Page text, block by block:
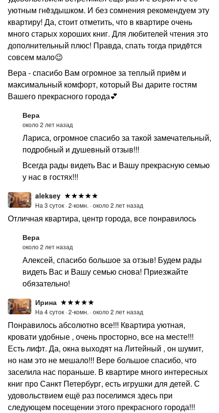
уютным гнëздышком. И без сомнения рекомендуем эту
квартиру! Да, стоит отметить, что в квартире очень
много старых хороших книг. Для любителей чтения это
дополнительный плюс! Правда, спать тогда придëтся
совсем мало😉
Вера - спасибо Вам огромное за теплый приëм и
максимальный комфорт, который Вы дарите гостям
Вашего прекрасного города💕
Вера
около 2 лет назад
Лариса, огромное спасибо за такой замечательный,
подробный и душевный отзыв!!!
Всегда рады видеть Вас и Вашу прекрасную семью
у нас в гостях!!!
aleksey
На 3 суток ·2-комн. ·около 2 лет назад
Отличная квартира, центр города, все понравилось
Вера
около 2 лет назад
Алексей, спасибо большое за отзыв! Будем рады
видеть Вас и Вашу семью снова! Приезжайте
обязательно!
Ирина
На 4 суток ·2-комн. ·около 2 лет назад
Понравилось абсолютно все!!! Квартира уютная,
кровати удобные , очень просторно, все на месте!!!
Есть лифт. Да, окна выходят на Литейный , он шумит,
но нам это не мешало!!! Вере большое спасибо, что
заселила нас пораньше. В квартире много интересных
книг про Санкт Петербург, есть игрушки для детей. С
удовольствием ещё раз поселимся здесь при
следующем посещении этого прекрасного города!!!